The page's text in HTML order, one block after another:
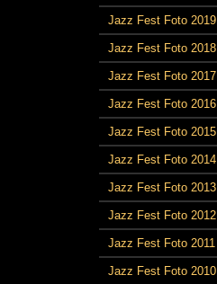
Jazz Fest Foto 2019
Jazz Fest Foto 2018
Jazz Fest Foto 2017
Jazz Fest Foto 2016
Jazz Fest Foto 2015
Jazz Fest Foto 2014
Jazz Fest Foto 2013
Jazz Fest Foto 2012
Jazz Fest Foto 2011
Jazz Fest Foto 2010